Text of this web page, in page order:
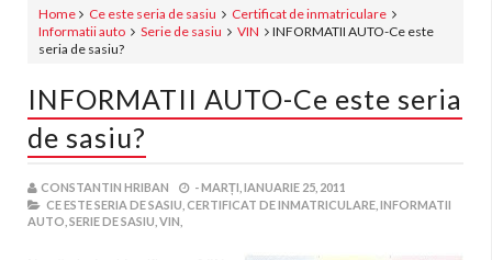
Home Ce este seria de sasiu
Certificat de inmatriculare
Informatii auto
Serie de sasiu VIN
INFORMATII AUTO-Ce este
seria de sasiu?
INFORMATII AUTO-Ce este seria
de sasiu?
CONSTANTIN HRIBAN -MARȚI, IANUARIE 25, 2011
CE ESTE SERIA DE SASIU, CERTIFICAT DE INMATRICULARE, INFORMATII
AUTO, SERIE DE SASIU, VIN,